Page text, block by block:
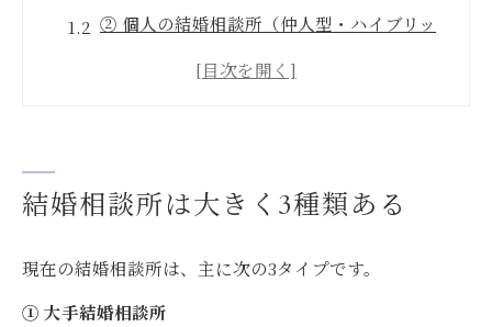
② 個人の結婚相談所（仲人型・ハイブリッ
よくある質問
か？
Q. 相談所によって出会える相手の数は変わ
結婚相談所は大きく3種類ある
現在の結婚相談所は、主に次の3タイプです。
① 大手結婚相談所